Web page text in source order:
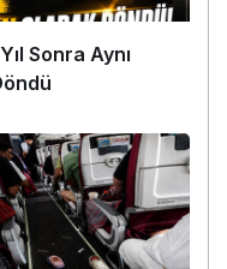
Sonra Aynı